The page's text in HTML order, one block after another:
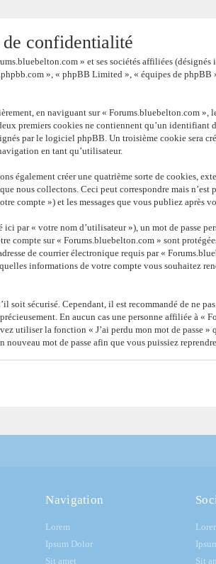
confidentialité
» et ses sociétés affiliées
», « phpBB Limited », « équipes de
en naviguant sur « Forums.bluebelton.com
premiers cookies ne contiennent qu’un
par le logiciel phpBB. Un troisième cookie sera
en tant qu’utilisateur.
également créer une quatrième sorte de cookies,
nous collectons. Ceci peut correspondre mais
compte ») et les messages que vous publiez après
par « votre nom d’utilisateur »), un mot de passe
compte sur « Forums.bluebelton.com » sont
de courrier électronique requis par «
informations de votre compte vous souhaitez
soit sécurisé. Cependant, il est recommandé de ne
En aucun cas une personne affiliée à
utiliser la fonction « J’ai perdu mon mot de
mot de passe afin que vous puissiez
Navigation
Lorem
Ipsum Dolor
Sit amet
Sit